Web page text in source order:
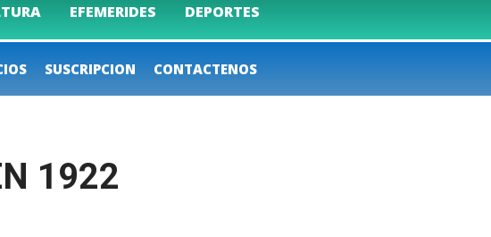
EFEMERIDES DEPORTES
SUSCRIPCION CONTACTENOS
1922